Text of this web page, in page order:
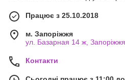
Працює з 25.10.2018
м. Запоріжжя
ул. Базарная 14 ж,
Контакти